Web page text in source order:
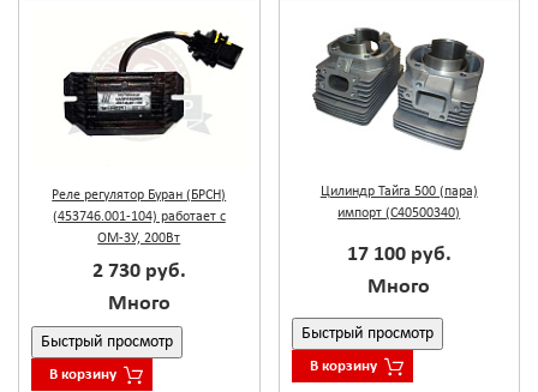
Реле регулятор Буран (БРСН)
(453746.001-104) работает с
ОМ-3У, 200Вт
2 730 руб.
Много
Быстрый просмотр
В корзину
Цилиндр Тайга 500 (пара)
импорт (С40500340)
17 100 руб.
Много
Быстрый просмотр
В корзину